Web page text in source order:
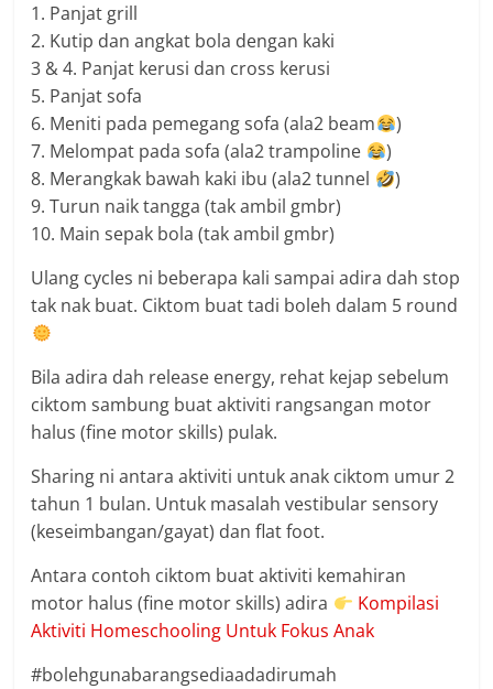
1. Panjat grill
2. Kutip dan angkat bola dengan kaki
3 & 4. Panjat kerusi dan cross kerusi
5. Panjat sofa
6. Meniti pada pemegang sofa (ala2 beam
)
7. Melompat pada sofa (ala2 trampoline
)
8. Merangkak bawah kaki ibu (ala2 tunnel
)
9. Turun naik tangga (tak ambil gmbr)
10. Main sepak bola (tak ambil gmbr)
Ulang cycles ni beberapa kali sampai adira dah stop
tak nak buat. Ciktom buat tadi boleh dalam 5 round
Bila adira dah release energy, rehat kejap sebelum
ciktom sambung buat aktiviti rangsangan motor
halus (fine motor skills) pulak.
Sharing ni antara aktiviti untuk anak ciktom umur 2
tahun 1 bulan. Untuk masalah vestibular sensory
(keseimbangan/gayat) dan flat foot.
Antara contoh ciktom buat aktiviti kemahiran
motor halus (fine motor skills) adira
Kompilasi
Aktiviti Homeschooling Untuk Fokus Anak
#bolehgunabarangsediaadadirumah